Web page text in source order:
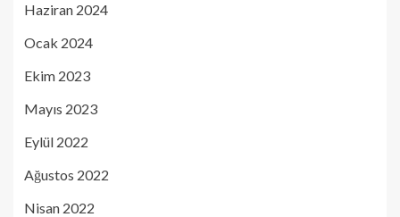
Haziran 2024
Ocak 2024
Ekim 2023
Mayıs 2023
Eylül 2022
Ağustos 2022
Nisan 2022